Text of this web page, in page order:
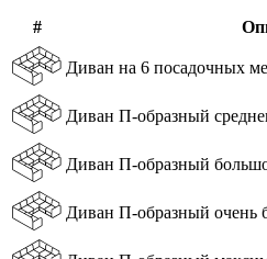
#
Диван на 6 посадочных
Диван П-образный
Диван П-образный
Диван П-образный очень